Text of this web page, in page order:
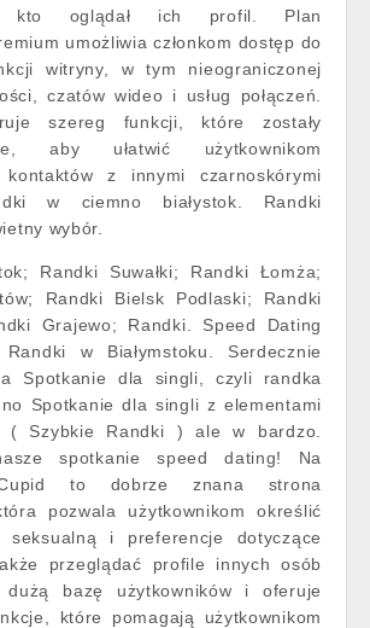
kto oglądał ich profil. Plan
umożliwia członkom dostęp do
witryny, w tym nieograniczonej
czatów wideo i usług połączeń.
szereg funkcji, które zostały
aby ułatwić użytkownikom
kontaktów z innymi czarnoskórymi
w ciemno białystok. Randki
wybór.
Randki Suwałki; Randki Łomża;
Randki Bielsk Podlaski; Randki
Grajewo; Randki. Speed Dating
w Białymstoku. Serdecznie
Spotkanie dla singli, czyli randka
Spotkanie dla singli z elementami
( Szybkie Randki ) ale w bardzo.
spotkanie speed dating! Na
to dobrze znana strona
pozwala użytkownikom określić
seksualną i preferencje dotyczące
przeglądać profile innych osób
dużą bazę użytkowników i oferuje
które pomagają użytkownikom